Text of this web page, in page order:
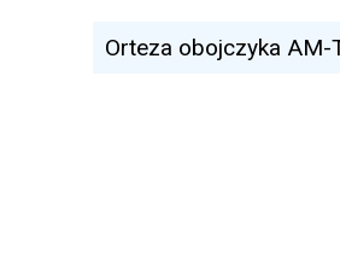
Orteza obojczyka AM-